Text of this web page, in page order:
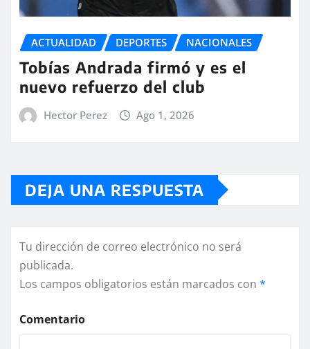
ACTUALIDAD DEPORTES NACIONALES
Tobías Andrada firmó y es el
nuevo refuerzo del club
Hector Perez Ago 1, 2026
DEJA UNA RESPUESTA
Tu dirección de correo electrónico no será
publicada.
Los campos obligatorios están marcados con *
Comentario